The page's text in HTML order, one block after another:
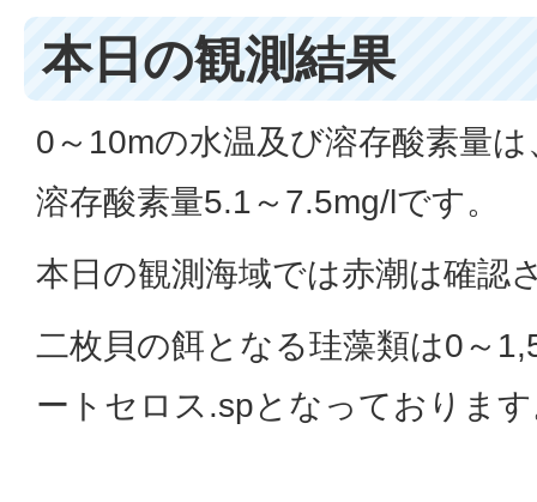
本日の観測結果
0～10mの水温及び溶存酸素量
溶存酸素量5.1～7.5mg/lです。
本日の観測海域では赤潮は確認
二枚貝の餌となる珪藻類は0～
ートセロス.spとなっておりま